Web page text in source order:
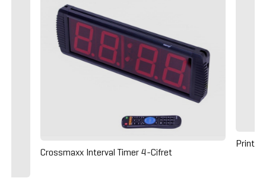
Crossmaxx Interval Timer 4-Cifret